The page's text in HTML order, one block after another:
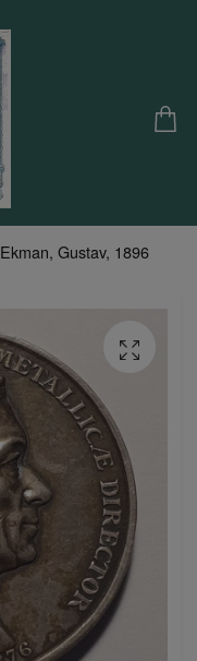
Ekman, Gustav, 1896